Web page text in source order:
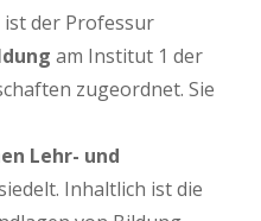
ist der Professur
am Institut 1 der
zugeordnet. Sie
Lehr- und
Inhaltlich ist die